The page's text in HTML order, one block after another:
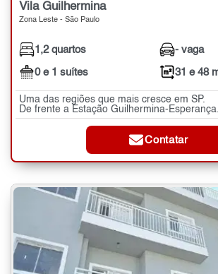
Vila Guilhermina
Zona Leste - São Paulo
1,2 quartos
0 e 1 suítes
- vaga
31 e 48
Uma das regiões que mais cresce em SP.
De frente a Estação Guilhermina-Esperança.
Contatar